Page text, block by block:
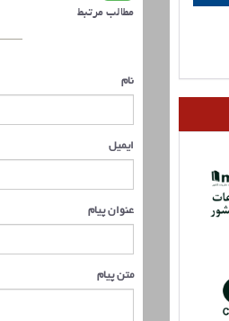
مطالب مرتبط
نام
ایمیل
عنوان پیام
متن پیام